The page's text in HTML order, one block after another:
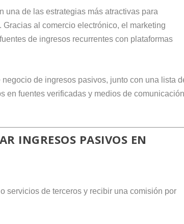
una de las estrategias más atractivas para
al comercio electrónico, el marketing
de ingresos recurrentes con plataformas
de ingresos pasivos, junto con una lista
en fuentes verificadas y medios de
INGRESOS PASIVOS EN
servicios de terceros y recibir una comisión por